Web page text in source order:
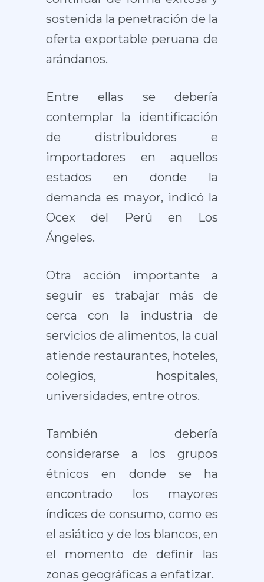
sostenida la penetración de la
oferta exportable peruana de
arándanos.
Entre ellas se debería
contemplar la identificación
de distribuidores e
importadores en aquellos
estados en donde la
demanda es mayor, indicó la
Ocex del Perú en Los
Ángeles.
Otra acción importante a
seguir es trabajar más de
cerca con la industria de
servicios de alimentos, la cual
atiende restaurantes, hoteles,
colegios, hospitales,
universidades, entre otros.
También debería
considerarse a los grupos
étnicos en donde se ha
encontrado los mayores
índices de consumo, como es
el asiático y de los blancos, en
el momento de definir las
zonas geográficas a enfatizar.